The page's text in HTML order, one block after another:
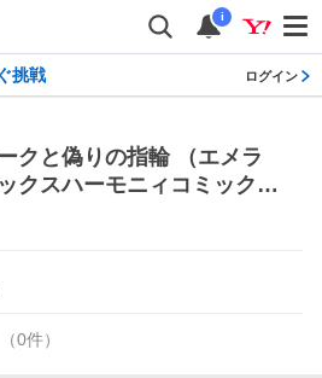
i
挑戦 ログイン
クと偽りの指輪 （エメラ
クスハーモニィコミック
（0件）